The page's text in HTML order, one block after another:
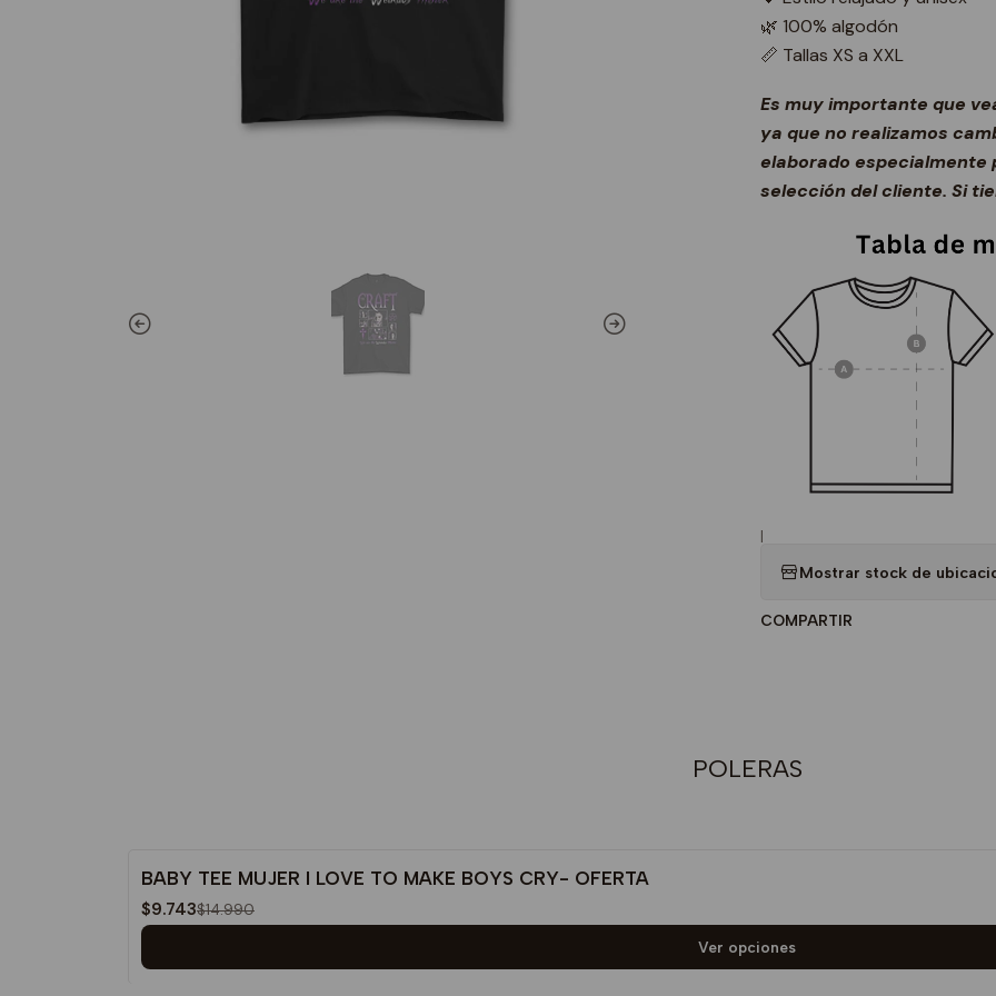
🌿 100% algodón
📏 Tallas XS a XXL
Es muy importante que
ya que no realizamos
elaborado especialmente
selección del cliente. Si
|
Mostrar stock de
COMPARTIR
POLERAS
-35%
BABY TEE MUJER I LOVE TO MAKE BOYS CRY- OFERTA
$9.743$14.990
Ver opciones